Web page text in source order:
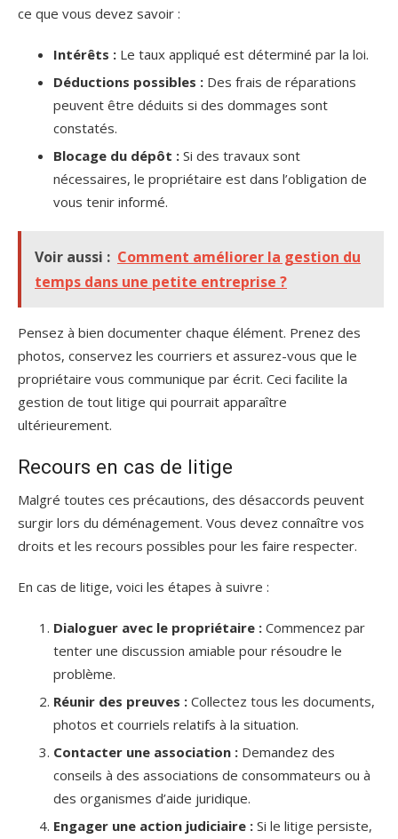
ce que vous devez savoir :
Intérêts : Le taux appliqué est déterminé par la loi.
Déductions possibles : Des frais de réparations
peuvent être déduits si des dommages sont
constatés.
Blocage du dépôt : Si des travaux sont
nécessaires, le propriétaire est dans l’obligation de
vous tenir informé.
Voir aussi : Comment améliorer la gestion du
temps dans une petite entreprise ?
Pensez à bien documenter chaque élément. Prenez des
photos, conservez les courriers et assurez-vous que le
propriétaire vous communique par écrit. Ceci facilite la
gestion de tout litige qui pourrait apparaître
ultérieurement.
Recours en cas de litige
Malgré toutes ces précautions, des désaccords peuvent
surgir lors du déménagement. Vous devez connaître vos
droits et les recours possibles pour les faire respecter.
En cas de litige, voici les étapes à suivre :
Dialoguer avec le propriétaire : Commencez par
tenter une discussion amiable pour résoudre le
problème.
Réunir des preuves : Collectez tous les documents,
photos et courriels relatifs à la situation.
Contacter une association : Demandez des
conseils à des associations de consommateurs ou à
des organismes d’aide juridique.
Engager une action judiciaire : Si le litige persiste,